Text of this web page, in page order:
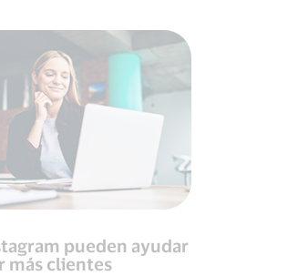
pueden ayudar
más clientes